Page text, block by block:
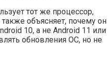
тот же процессор,
объясняет, почему он
10, а не Android 11 или
обновления ОС, но не